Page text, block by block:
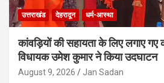
उत्तराखंड देहरादून धर्म-आस्था
कांवड़ियों की सहायता के लिए लगाए गए
विधायक उमेश कुमार ने किया उदघाटन
August 9, 2026 Jan Sadan